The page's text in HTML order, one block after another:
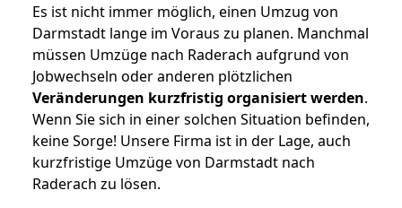
Es ist nicht immer möglich, einen Umzug von
Darmstadt lange im Voraus zu planen. Manchmal
müssen Umzüge nach Raderach aufgrund von
Jobwechseln oder anderen plötzlichen
Veränderungen kurzfristig organisiert werden.
Wenn Sie sich in einer solchen Situation befinden,
keine Sorge! Unsere Firma ist in der Lage, auch
kurzfristige Umzüge von Darmstadt nach
Raderach zu lösen.